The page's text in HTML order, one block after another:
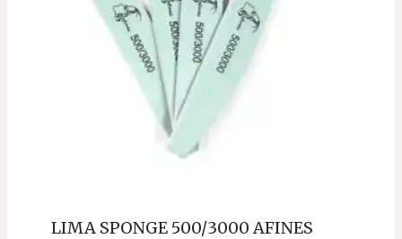
LIMA SPONGE 500/3000 AFINES